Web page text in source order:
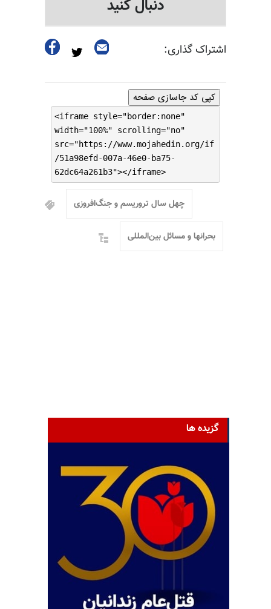
دنبال کنید
اشتراک گذاری:
کپی کد جاسازی صفحه
<iframe style="border:none"
width="100%" scrolling="no"
src="https://www.mojahedin.org/if
/51a98efd-007a-46e0-ba75-
62dc64a261b3"></iframe>
چهل سال تروریسم و جنگ‌افروزی
بحرانها و مسائل بین‌المللی
گزیده ها